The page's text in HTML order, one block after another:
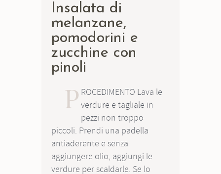
Insalata di
melanzane,
pomodorini e
zucchine con
pinoli
P ROCEDIMENTO Lava le
verdure e tagliale in
pezzi non troppo
piccoli. Prendi una padella
antiaderente e senza
aggiungere olio, aggiungi le
verdure per scaldarle. Se lo